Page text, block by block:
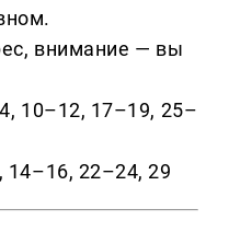
внимание — вы
10–12, 17–19, 25–
14–16, 22–24, 29